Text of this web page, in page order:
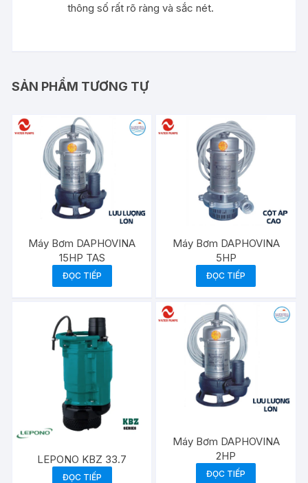
thông số rất rõ ràng và sắc nét.
SẢN PHẨM TƯƠNG TỰ
Máy Bơm DAPHOVINA
15HP TAS
ĐỌC TIẾP
Máy Bơm DAPHOVINA
5HP
ĐỌC TIẾP
LEPONO KBZ 33.7
ĐỌC TIẾP
Máy Bơm DAPHOVINA
2HP
ĐỌC TIẾP